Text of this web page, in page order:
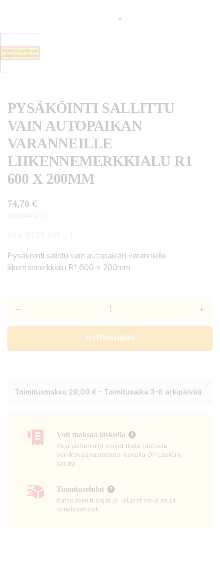
PYSÄKÖINTI SALLITTU
VAIN AUTOPAIKAN
VARANNEILLE
LIIKENNEMERKKIALU R1
600 X 200MM
74,70 €
Pysäköinti sallittu vain autopaikan varanneille
liikennemerkkialu R1 600 x 200mm
– +
OSTOSKORIIN
Toimitusmaksu 29,00 € - Toimitusaika 3-6 arkipäivää
Voit maksaa laskulla
Yksityishenkilöt voivat tilata tuotteita
verkkokaupastamme laskulla OP Laskun
kautta.
Toimitusehdot
Katso toimitusajat ja -alueet sekä muut
toimitusehdot.